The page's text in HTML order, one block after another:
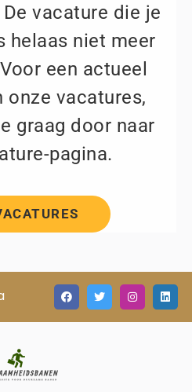
vacature die je
helaas niet meer
een actueel
onze vacatures,
graag door naar
pagina.